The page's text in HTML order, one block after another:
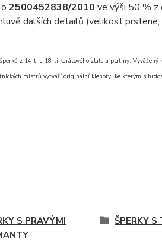
2500452838/2010 ve výši 50 % z
dalších detailů (velikost prstene,
z 14-ti a 18-ti karátového zlata a platiny. Vyvážený
mistrů vytváří originální klenoty, ke kterým s
S PRAVÝMI
ŠPERKY S